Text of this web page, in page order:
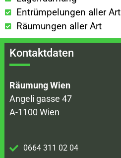
Entrümpelungen aller Art
Räumungen aller Art
Kontaktdaten
Räumung Wien
Angeli gasse 47
A-1100 Wien
0664 311 02 04